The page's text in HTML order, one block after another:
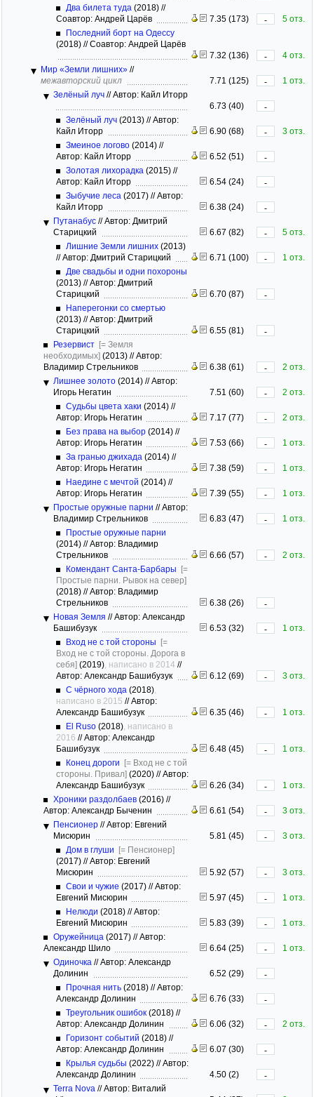
Два билета туда (2018) //
Соавтор: Андрей Царёв
7.35 (173) -
5 отз.
Последний борт на Одессу
(2018) //Соавтор: Андрей Царёв
7.32 (136)
-
4 отз.
Мир «Земли лишних» //
межавторский цикл
7.71 (125) -
1 отз.
Зелёный луч //Автор: Кайл Иторр
6.73 (40)
-
Зелёный луч (2013) //Автор:
Кайл Иторр
6.90 (68) -
3 отз.
Змеиное логово (2014) //
Автор: Кайл Иторр
6.52 (51)
-
Золотая лихорадка (2015) //
Автор: Кайл Иторр
6.54 (24)
-
Зыбучие леса (2017) //Автор:
Кайл Иторр
6.38 (24)
-
Путанабус //Автор: Дмитрий
Старицкий
6.67 (82) -
5 отз.
Лишние Земли лишних (2013)
//Автор: Дмитрий Старицкий 6.71 (100) -
1 отз.
Две свадьбы и одни похороны
(2013) //Автор: Дмитрий
Старицкий
6.70 (87)
-
Наперегонки со смертью
(2013) //Автор: Дмитрий
Старицкий
6.55 (81)
-
Резервист [= Земля
необходимых] (2013) //Автор:
Владимир Стрельников
6.38 (61) -
2 отз.
Лишнее золото (2014) //Автор:
Игорь Негатин
7.51 (60) -
2 отз.
Судьбы цвета хаки (2014) //
Автор: Игорь Негатин
7.17 (77) -
2 отз.
Без права на выбор (2014) //
Автор: Игорь Негатин
7.53 (66) -
1 отз.
За гранью джихада (2014) //
Автор: Игорь Негатин
7.38 (59) -
1 отз.
Наедине с мечтой (2014) //
Автор: Игорь Негатин
7.39 (55) -
1 отз.
Простые оружные парни //Автор:
Владимир Стрельников
6.83 (47) -
1 отз.
Простые оружные парни
(2014) //Автор: Владимир
Стрельников
6.66 (57) -
2 отз.
Комендант Санта-Барбары [=
Простые парни. Рывок на север]
(2018) //Автор: Владимир
Стрельников
6.38 (26)
-
Новая Земля //Автор: Александр
Башибузук
6.53 (32) -
1 отз.
Вход не с той стороны [=
Вход не с той стороны. Дорога в
себя] (2019) , написано в 2014 //
Автор: Александр Башибузук
6.12 (69) -
3 отз.
С чёрного хода (2018)
написано в 2015 //Автор:
Александр Башибузук
6.35 (46) -
1 отз.
El Ruso (2018) , написано в
2016 //Автор: Александр
Башибузук
6.48 (45) -
1 отз.
Конец дороги [= Вход не с той
стороны. Привал] (2020) //Автор:
Александр Башибузук
6.26 (34) -
1 отз.
Хроники раздолбаев (2016) //
Автор: Александр Быченин
6.61 (54) -
3 отз.
Пенсионер //Автор: Евгений
Мисюрин
5.81 (45) -
3 отз.
Дом в глуши [= Пенсионер]
(2017) //Автор: Евгений
Мисюрин
5.92 (57) -
3 отз.
Свои и чужие (2017) //Автор:
Евгений Мисюрин
5.97 (45) -
1 отз.
Нелюди (2018) //Автор:
Евгений Мисюрин
5.83 (39) -
1 отз.
Оружейница (2017) //Автор:
Александр Шило
6.64 (25) -
1 отз.
Одиночка //Автор: Александр
Долинин
6.52 (29)
-
Прочная нить (2018) //Автор:
Александр Долинин
6.76 (33)
-
Треугольник ошибок (2018) //
Автор: Александр Долинин
6.06 (32) -
2 отз.
Горизонт событий (2018) //
Автор: Александр Долинин
6.07 (30)
-
Крылья судьбы (2022) //Автор:
Александр Долинин
4.50 (2)
-
Terra Nova //Автор: Виталий